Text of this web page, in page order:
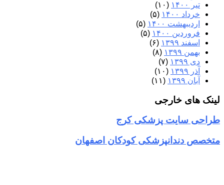
تیر ۱۴۰۰
(۱۰)
خرداد ۱۴۰۰
(۵)
اردیبهشت ۱۴۰۰
(۵)
فروردین ۱۴۰۰
(۵)
اسفند ۱۳۹۹
(۶)
بهمن ۱۳۹۹
(۸)
دی ۱۳۹۹
(۷)
آذر ۱۳۹۹
(۱۰)
آبان ۱۳۹۹
(۱۱)
لینک های خارجی
طراحی سایت پزشکی کرج
متخصص دندانپزشکی کودکان اصفهان